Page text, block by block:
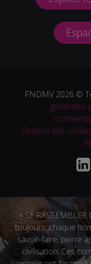
FNDMV 2026 ©
générales
Gestion des
« SE RASSEMBLER
toujours, chaque
savoir-faire, pierre
civilisation. Ces